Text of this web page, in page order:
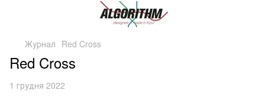
Журнал Red Cross
Red Cross
1 грудня 2022